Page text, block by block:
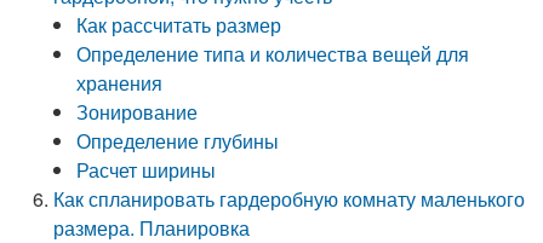
Как рассчитать размер
Определение типа и количества вещей для
хранения
Зонирование
Определение глубины
Расчет ширины
Как спланировать гардеробную комнату маленького
размера. Планировка